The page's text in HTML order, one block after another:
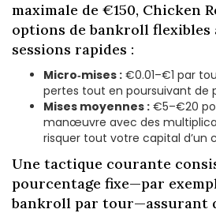
maximale de €150, Chicken
options de bankroll flexibles
sessions rapides :
Micro‑mises : €0.01–€1 par
pertes tout en poursuivant de
Mises moyennes : €5–€20
manœuvre avec des
risquer tout votre capital d’un
Une tactique courante
pourcentage fixe—par
bankroll par tour—assurant